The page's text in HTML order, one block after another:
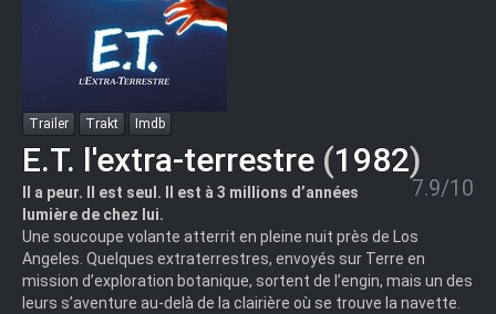
Trailer Trakt Imdb
E.T. l'extra-terrestre (1982)
7.9/10
Il a peur. Il est seul. Il est à 3 millions d’années
lumière de chez lui.
Une soucoupe volante atterrit en pleine nuit près de Los
Angeles. Quelques extraterrestres, envoyés sur Terre en
mission d’exploration botanique, sortent de l’engin, mais un des
leurs s’aventure au-delà de la clairière où se trouve la navette.